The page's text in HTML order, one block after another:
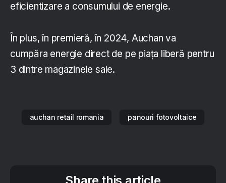
eficientizare a consumului de energie.
În plus, în premieră, în 2024, Auchan va
cumpăra energie direct de pe piața liberă pentru
3 dintre magazinele sale.
auchan retail romania panouri fotovoltaice